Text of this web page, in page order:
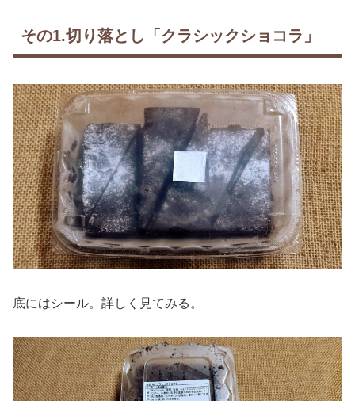
その1.切り落とし「クラシックショコラ」
底にはシール。詳しく見てみる。